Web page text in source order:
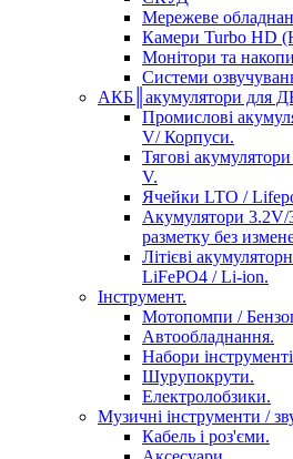
Мережеве
Камери Turbo HD
Монітори та
Системи
АКБ║акумулятори для
Промислові
V/ Корпуси.
Тягові
V.
Ячейки LTO /
Акумулятори 3.2V/
разметку без
Літієві
LiFePO4 / Li-ion.
Інструмент.
Мотопомпи /
Автообладнання.
Набори
Шурупокрути.
Електролобзики.
Музичні інструменти /
Кабель і роз'єми.